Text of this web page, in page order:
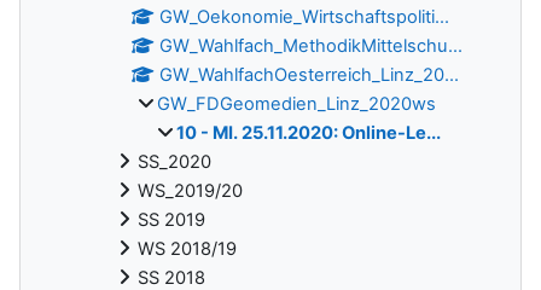
GW_Oekonomie_Wirtschaftspoliti...
GW_Wahlfach_MethodikMittelschu...
GW_WahlfachOesterreich_Linz_20...
GW_FDGeomedien_Linz_2020ws
10 - MI. 25.11.2020: Online-Le...
SS_2020
WS_2019/20
SS 2019
WS 2018/19
SS 2018